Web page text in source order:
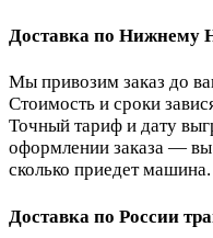
Доставка по Нижнему
Мы привозим заказ до
Стоимость и сроки
Точный тариф и дату
оформлении заказа — вы
сколько приедет машина.
Доставка по России